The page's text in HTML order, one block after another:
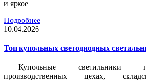
и яркое
Подробнее
10.04.2026
Топ купольных светодиодных
Купольные светильники
производственных цехах,